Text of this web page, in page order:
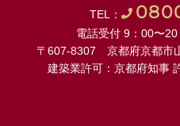
TEL：
電話受付 9：00〜20
〒607-8307 京都府京都市
建築業許可：京都府知事